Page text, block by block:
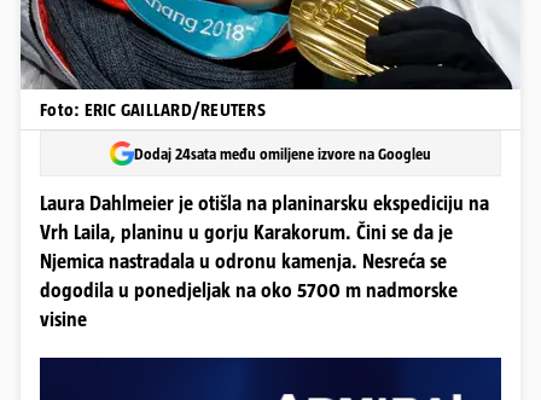
Foto: ERIC GAILLARD/REUTERS
Dodaj 24sata među omiljene izvore na Googleu
Laura Dahlmeier je otišla na planinarsku ekspediciju na
Vrh Laila, planinu u gorju Karakorum. Čini se da je
Njemica nastradala u odronu kamenja. Nesreća se
dogodila u ponedjeljak na oko 5700 m nadmorske
visine